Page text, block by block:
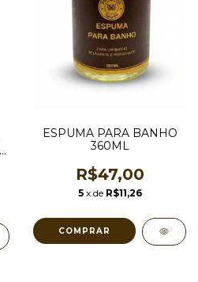
ESPUMA PARA BANHO
360ML
R$47,00
5 x de R$11,26
COMPRAR